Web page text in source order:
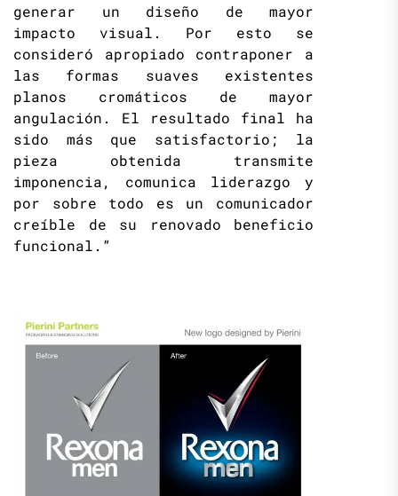
generar un diseño de mayor
impacto visual. Por esto se
consideró apropiado contraponer a
las formas suaves existentes
planos cromáticos de mayor
angulación. El resultado final ha
sido más que satisfactorio; la
pieza obtenida transmite
imponencia, comunica liderazgo y
por sobre todo es un comunicador
creíble de su renovado beneficio
funcional.”